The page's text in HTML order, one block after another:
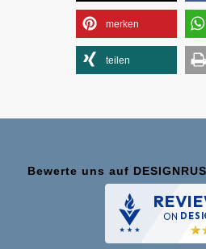
merken
teilen
Bewerte uns auf
ON